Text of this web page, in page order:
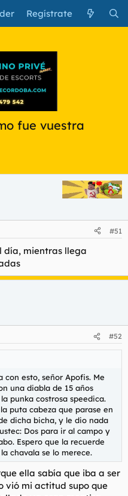
Regístrate
fue vuestra
#51
día, mientras llega
#52
esto, señor Apofis. Me
una diabla de 15 años
punka costrosa speedica.
puta cabeza que parase en
dicha bicha, y le dio nada
Dos para ir al campo y
Espero que la recuerde
chavala se lo merece.
ella sabía que iba a ser
vió mi actitud supo que